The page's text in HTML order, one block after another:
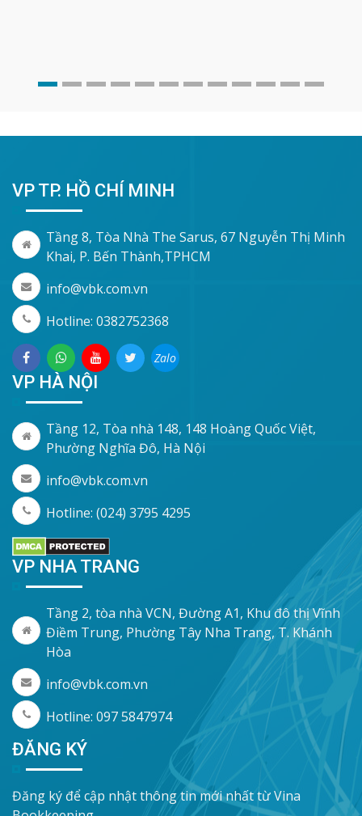
VP TP. HỒ CHÍ MINH
Tầng 8, Tòa Nhà The Sarus, 67 Nguyễn Thị Minh
Khai, P. Bến Thành,TPHCM
info@vbk.com.vn
Hotline: 0382752368
Zalo
VP HÀ NỘI
Tầng 12, Tòa nhà 148, 148 Hoàng Quốc Việt,
Phường Nghĩa Đô, Hà Nội
info@vbk.com.vn
Hotline: (024) 3795 4295
VP NHA TRANG
Tầng 2, tòa nhà VCN, Đường A1, Khu đô thị Vĩnh
Điềm Trung, Phường Tây Nha Trang, T. Khánh
Hòa
info@vbk.com.vn
Hotline: 097 5847974
ĐĂNG KÝ
Đăng ký để cập nhật thông tin mới nhất từ Vina